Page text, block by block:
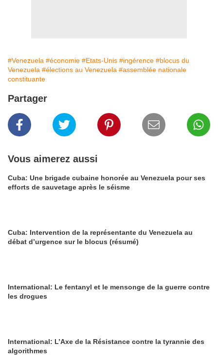
#Venezuela #économie #Etats-Unis #ingérence #blocus du
Venezuela #élections au Venezuela #assemblée nationale
constituante
Partager
Vous aimerez aussi
Cuba: Une brigade cubaine honorée au Venezuela pour ses
efforts de sauvetage après le séisme
Cuba: Intervention de la représentante du Venezuela au
débat d’urgence sur le blocus (résumé)
International: Le fentanyl et le mensonge de la guerre contre
les drogues
International: L’Axe de la Résistance contre la tyrannie des
algorithmes